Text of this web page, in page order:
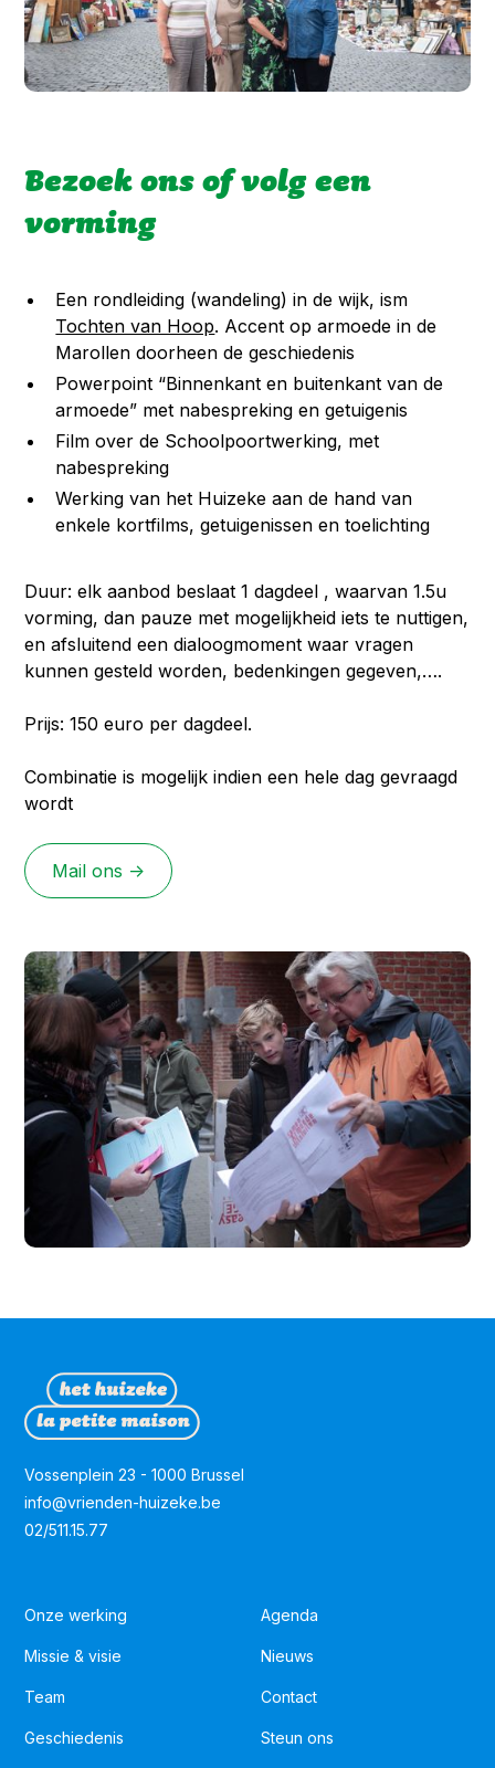
Bezoek ons of volg een
vorming
Een rondleiding (wandeling) in de wijk, ism
Tochten van Hoop. Accent op armoede in de
Marollen doorheen de geschiedenis
Powerpoint “Binnenkant en buitenkant van de
armoede” met nabespreking en getuigenis
Film over de Schoolpoortwerking, met
nabespreking
Werking van het Huizeke aan de hand van
enkele kortfilms, getuigenissen en toelichting
Duur: elk aanbod beslaat 1 dagdeel , waarvan 1.5u
vorming, dan pauze met mogelijkheid iets te nuttigen,
en afsluitend een dialoogmoment waar vragen
kunnen gesteld worden, bedenkingen gegeven,….
Prijs: 150 euro per dagdeel.
Combinatie is mogelijk indien een hele dag gevraagd
wordt
Mail ons ->
Vossenplein 23 - 1000 Brussel
info@vrienden-huizeke.be
02/511.15.77
Onze werking
Missie & visie
Team
Geschiedenis
Agenda
Nieuws
Contact
Steun ons